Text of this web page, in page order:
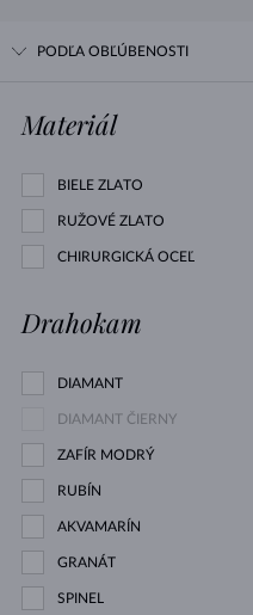
PODĽA OBĽÚBENOSTI
Materiál
BIELE ZLATO
RUŽOVÉ ZLATO
CHIRURGICKÁ OCEĽ
Drahokam
DIAMANT
DIAMANT ČIERNY
ZAFÍR MODRÝ
RUBÍN
AKVAMARÍN
GRANÁT
SPINEL